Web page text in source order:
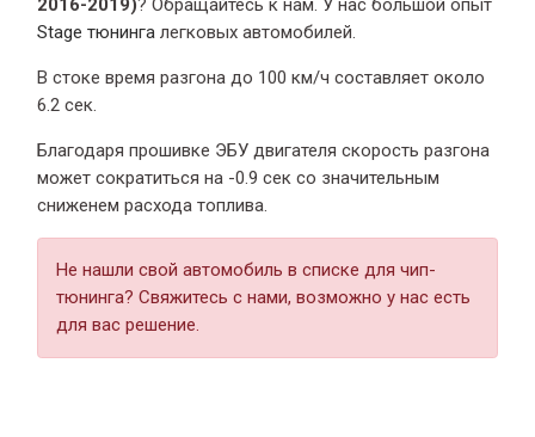
2016-2019)? Обращайтесь к нам. У нас большой опыт
Stage тюнинга легковых автомобилей.
В стоке время разгонадо 100 км/ч составляет около
6.2 сек.
Благодаря прошивке ЭБУ двигателя скорость разгона
может сократиться на -0.9 сек со значительным
сниженем расхода топлива.
Не нашли свой автомобиль в списке для чип-
тюнинга? Свяжитесь с нами, возможно у нас есть
для вас решение.